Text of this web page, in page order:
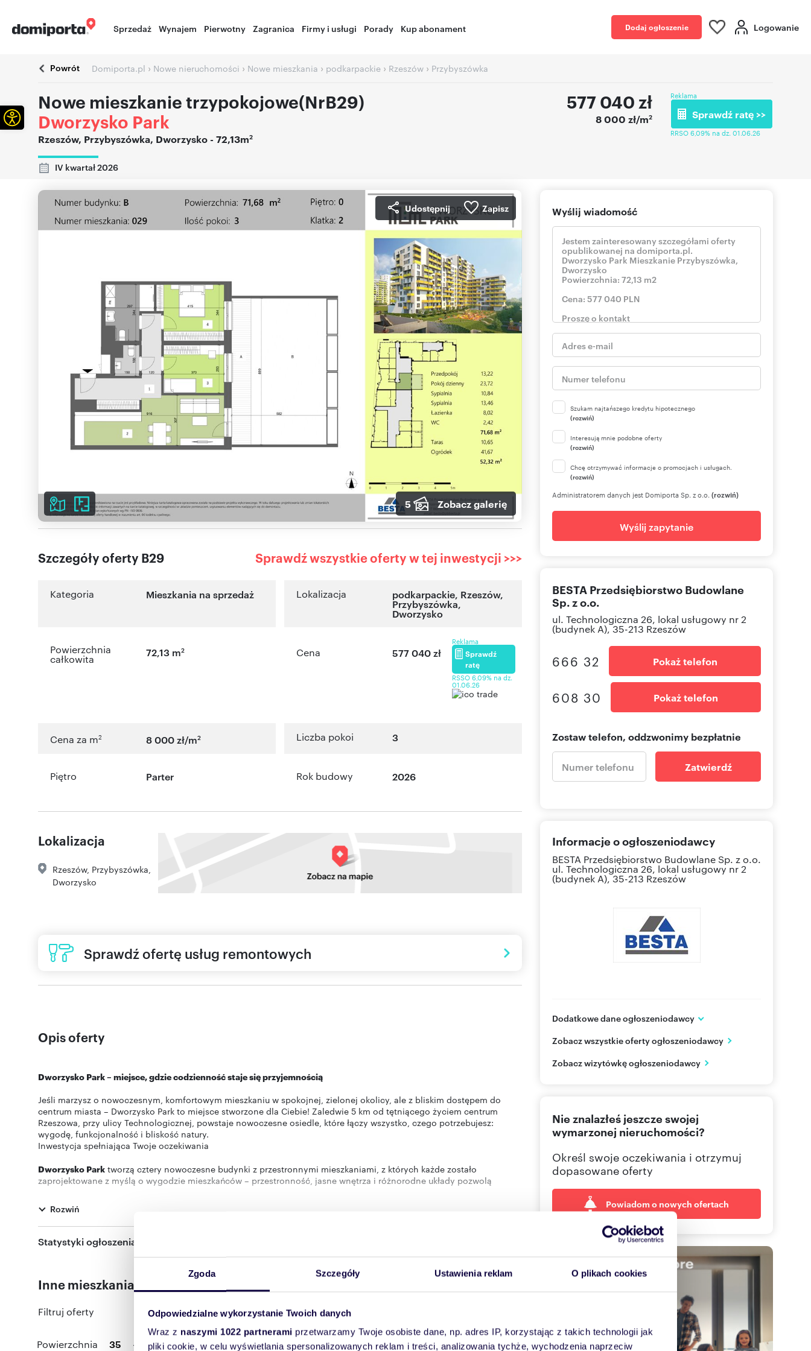
Zgoda Szczegóły Ustawienia reklam O plikach cookies
Odpowiedzialne wykorzystanie Twoich danych
Wraz z naszymi 1022 partnerami przetwarzamy Twoje osobiste dane, np. adres IP, korzystając z takich technologii jak
pliki cookie, w celu wyświetlania spersonalizowanych reklam i treści, analizowania tychże, wychodzenia naprzeciw
Sprzedaż Wynajem Pierwotny Zagranica Firmy i usługi Porady Kup abonament Dodaj ogłoszenie Logowanie
Powrót Domiporta.pl › Nowe nieruchomości › Nowe mieszkania › podkarpackie › Rzeszów › Przybyszówka
Nowe mieszkanie trzypokojowe(NrB29)
Dworzysko Park
Rzeszów, Przybyszówka, Dworzysko - 72,13m2
IV kwartał 2026
577 040 zł
8 000 zł/m2
Reklama
Sprawdź ratę >>
RRSO 6,09% na dz. 01.06.26
Udostępnij Zapisz
5 Zobacz galerię
Szczegóły oferty B29 Sprawdź wszystkie oferty w tej inwestycji >>>
Kategoria Mieszkania na sprzedaż Lokalizacja podkarpackie, Rzeszów,
Przybyszówka,
Dworzysko
Powierzchnia
całkowita
72,13 m2 Cena 577 040 zł
Reklama
Sprawdź
ratę
RSSO 6,09% na dz.
01.06.26
Cena za m2 8 000 zł/m2 Liczba pokoi 3
Piętro Parter Rok budowy 2026
Lokalizacja
Rzeszów, Przybyszówka
Dworzysko
Sprawdź ofertę usług remontowych
Opis oferty
Dworzysko Park – miejsce, gdzie codzienność staje się przyjemnością
Jeśli marzysz o nowoczesnym, komfortowym mieszkaniu w spokojnej, zielonej okolicy, ale z bliskim dostępem do
centrum miasta – Dworzysko Park to miejsce stworzone dla Ciebie! Zaledwie 5 km od tętniącego życiem centrum
Rzeszowa, przy ulicy Technologicznej, powstaje nowoczesne osiedle, które łączy wszystko, czego potrzebujesz:
wygodę, funkcjonalność i bliskość natury.
Inwestycja spełniająca Twoje oczekiwania
Dworzysko Park tworzą cztery nowoczesne budynki z przestronnymi mieszkaniami, z których każde zostało
zaprojektowane z myślą o wygodzie mieszkańców – przestronność, jasne wnętrza i różnorodne układy pozwolą
na świeżym powietrzu.
Każdy element inwestycji został zaprojektowany z myślą o funkcjonalności, komforcie i wygodzie codziennego życia.
Mieszkania dopasowane do Twojego stylu życia
Obecnie w sprzedaży znajduje się oferta budynku B oraz D. W budynku B znajduje się 197 mieszkań w metrażach od
33,82 do 89,51 m2, z balkonami, loggiami, tarasami oraz ogródkami.
W budynku D zaprojektowano 100 mieszkań w metrażach 35-82 m2. Odbiór mieszkań przewidziano na II półrocze
Rozwiń
Statystyki ogłoszenia:
Inne mieszkania dostępne w tej inwestycji
Filtruj oferty
Powierzchnia - Pokoje - Piętro -
Wyślij wiadomość
Szukam najtańszego kredytu hipotecznego
(rozwiń)
Interesują mnie podobne oferty
(rozwiń)
Chcę otrzymywać informacje o promocjach i usługach.
(rozwiń)
Administratorem danych jest Domiporta Sp. z o.o. (rozwiń)
Wyślij zapytanie
BESTA Przedsiębiorstwo Budowlane
Sp. z o.o.
ul. Technologiczna 26, lokal usługowy nr 2
(budynek A), 35-213 Rzeszów
666 32 Pokaż telefon
608 30 Pokaż telefon
Zostaw telefon, oddzwonimy bezpłatnie
Zatwierdź
Informacje o ogłoszeniodawcy
BESTA Przedsiębiorstwo Budowlane Sp. z o.o.
ul. Technologiczna 26, lokal usługowy nr 2
(budynek A), 35-213 Rzeszów
Dodatkowe dane ogłoszeniodawcy
ul. Przemysłowa 23
podkarpackie
Zobacz wszystkie oferty ogłoszeniodawcy
Zobacz wizytówkę ogłoszeniodawcy
Nie znalazłeś jeszcze swojej
wymarzonej nieruchomości?
Określ swoje oczekiwania i otrzymuj
dopasowane oferty
Powiadom o nowych ofertach
Otwórz pasek narzędzi